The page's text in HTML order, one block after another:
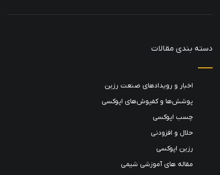
دسته بندی مقالات
اخبار و رویدادهای صنعت رزین
پوشش‌ها و کفپوش‌های اپوکسی
چسب اپوکسی
حلال و افزودنی
رزین اپوکسی
مقاله های آموزشی شیمی